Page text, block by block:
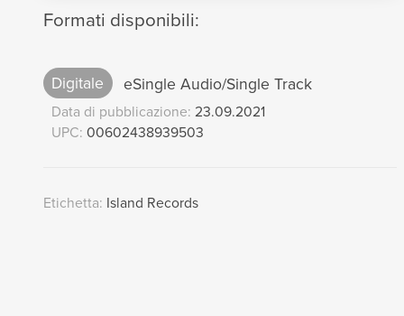
Formati disponibili:
Digitale eSingle Audio/Single Track
Data di pubblicazione: 23.09.2021
UPC: 00602438939503
Etichetta: Island Records